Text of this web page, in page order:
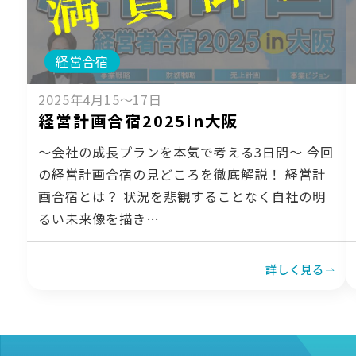
経営合宿
2025年4月15〜17日
経営計画合宿2025in大阪
～会社の成長プランを本気で考える3日間～ 今回
の経営計画合宿の見どころを徹底解説！ 経営計
画合宿とは？ 状況を悲観することなく自社の明
るい未来像を描き…
詳しく見る